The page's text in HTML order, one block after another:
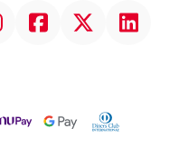
FacebookTwitter Linkedin
NuPay Google PayDiners Club